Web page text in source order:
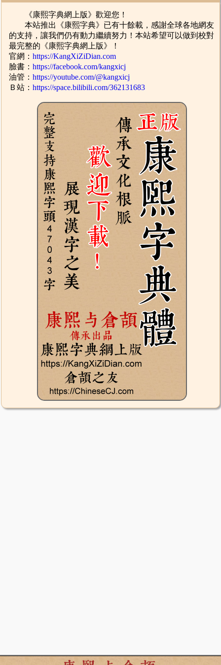
《康熙字典網上版》歡迎您！
本站推出《康熙字典》已有十餘載，感謝全球各地網友
的支持，讓我們仍有動力繼續努力！本站希望可以做到校對
最完整的《康熙字典網上版》！
官網：https://KangXiZiDian.com
臉書：https://facebook.com/kangxicj
油管：https://youtube.com/@kangxicj
Ｂ站：https://space.bilibili.com/362131683